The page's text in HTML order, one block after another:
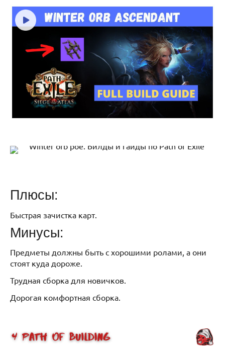
Плюсы:
Быстрая зачистка карт.
Минусы:
Предметы должны быть с хорошими ролами, а они
стоят куда дороже.
Трудная сборка для новичков.
Дорогая комфортная сборка.